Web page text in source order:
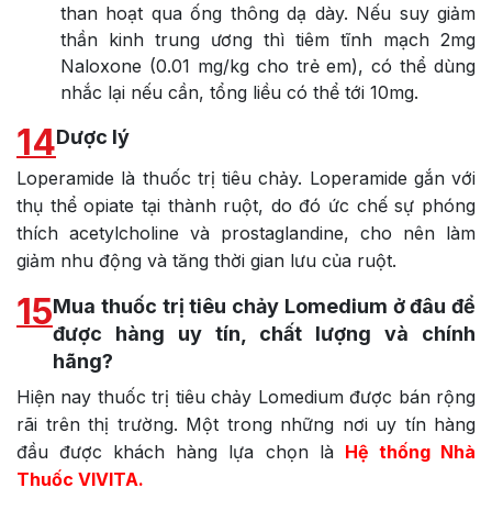
than hoạt qua ống thông dạ dày. Nếu suy giảm
thần kinh trung ương thì tiêm tĩnh mạch 2mg
Naloxone (0.01 mg/kg cho trẻ em), có thể dùng
nhắc lại nếu cần, tổng liều có thể tới 10mg.
14Dược lý
Loperamide là thuốc trị tiêu chảy. Loperamide gắn với
thụ thể opiate tại thành ruột, do đó ức chế sự phóng
thích acetylcholine và prostaglandine, cho nên làm
giảm nhu động và tăng thời gian lưu của ruột.
15Mua thuốc trị tiêu chảy Lomedium ở đâu để
được hàng uy tín, chất lượng và chính
hãng?
Hiện nay thuốc trị tiêu chảy Lomedium được bán rộng
rãi trên thị trường. Một trong những nơi uy tín hàng
đầu được khách hàng lựa chọn là Hệ thống Nhà
Thuốc VIVITA.